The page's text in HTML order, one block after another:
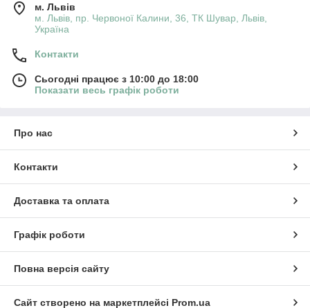
м. Львів
м. Львів, пр. Червоної Калини, 36, ТК Шувар, Львів,
Україна
Контакти
Сьогодні працює з 10:00 до 18:00
Показати весь графік роботи
Про нас
Контакти
Доставка та оплата
Графік роботи
Повна версія сайту
Сайт створено на маркетплейсі Prom.ua